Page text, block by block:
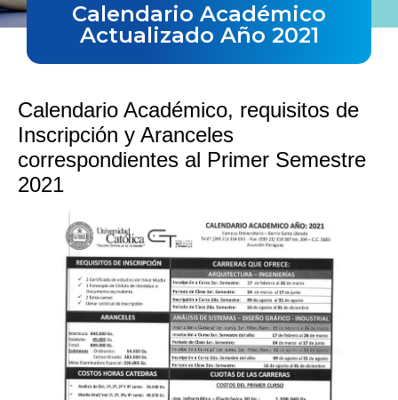
Calendario Académico
Actualizado Año 2021
Calendario Académico, requisitos de
Inscripción y Aranceles
correspondientes al Primer Semestre
2021